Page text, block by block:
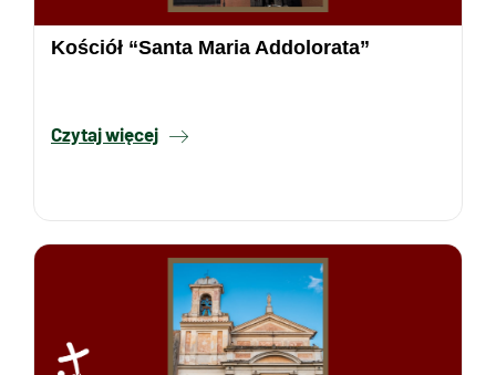
Kościół “Santa Maria Addolorata”
Czytaj więcej